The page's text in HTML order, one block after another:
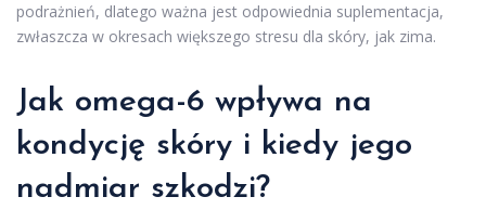
podrażnień, dlatego ważna jest odpowiednia suplementacja,
zwłaszcza w okresach większego stresu dla skóry, jak zima.
Jak omega-6 wpływa na
kondycję skóry i kiedy jego
nadmiar szkodzi?